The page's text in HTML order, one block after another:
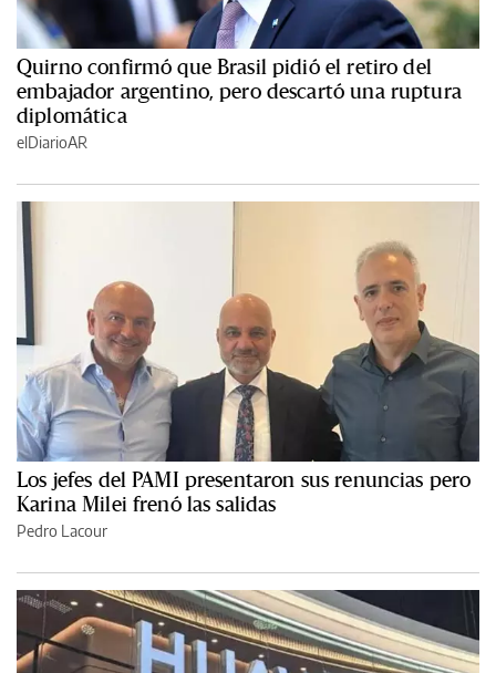
Quirno confirmó que Brasil pidió el retiro del
embajador argentino, pero descartó una ruptura
diplomática
elDiarioAR
Los jefes del PAMI presentaron sus renuncias pero
Karina Milei frenó las salidas
Pedro Lacour